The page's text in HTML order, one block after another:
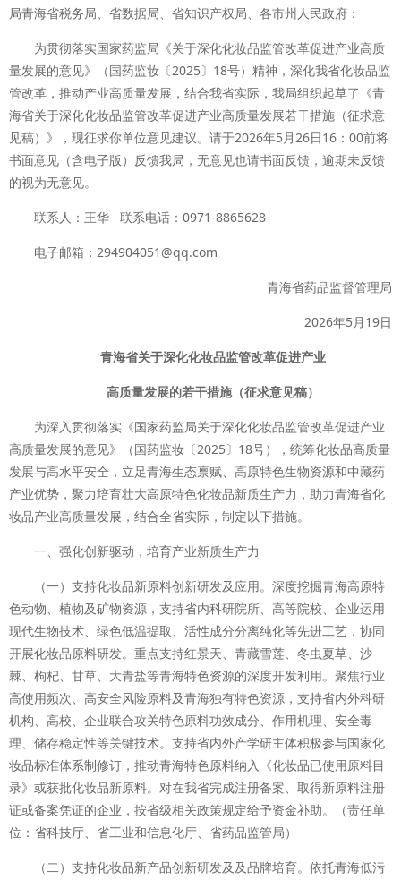
局青海省税务局、省数据局、省知识产权局、各市州人民政府：
为贯彻落实国家药监局《关于深化化妆品监管改革促进产业高质
量发展的意见》（国药监妆〔2025〕18号）精神，深化我省化妆品监
管改革，推动产业高质量发展，结合我省实际，我局组织起草了《青
海省关于深化化妆品监管改革促进产业高质量发展若干措施（征求意
见稿）》，现征求你单位意见建议。请于2026年5月26日16：00前将
书面意见（含电子版）反馈我局，无意见也请书面反馈，逾期未反馈
的视为无意见。
联系人：王华 联系电话：0971-8865628
电子邮箱：294904051@qq.com
青海省药品监督管理局
2026年5月19日
青海省关于深化化妆品监管改革促进产业
高质量发展的若干措施（征求意见稿）
为深入贯彻落实《国家药监局关于深化化妆品监管改革促进产业
高质量发展的意见》（国药监妆〔2025〕18号），统筹化妆品高质量
发展与高水平安全，立足青海生态禀赋、高原特色生物资源和中藏药
产业优势，聚力培育壮大高原特色化妆品新质生产力，助力青海省化
妆品产业高质量发展，结合全省实际，制定以下措施。
一、强化创新驱动，培育产业新质生产力
（一）支持化妆品新原料创新研发及应用。深度挖掘青海高原特
色动物、植物及矿物资源，支持省内科研院所、高等院校、企业运用
现代生物技术、绿色低温提取、活性成分分离纯化等先进工艺，协同
开展化妆品原料研发。重点支持红景天、青藏雪莲、冬虫夏草、沙
棘、枸杞、甘草、大青盐等青海特色资源的深度开发利用。聚焦行业
高使用频次、高安全风险原料及青海独有特色资源，支持省内外科研
机构、高校、企业联合攻关特色原料功效成分、作用机理、安全毒
理、储存稳定性等关键技术。支持省内外产学研主体积极参与国家化
妆品标准体系制修订，推动青海特色原料纳入《化妆品已使用原料目
录》或获批化妆品新原料。对在我省完成注册备案、取得新原料注册
证或备案凭证的企业，按省级相关政策规定给予资金补助。（责任单
位：省科技厅、省工业和信息化厅、省药品监管局）
（二）支持化妆品新产品创新研发及及品牌培育。依托青海低污